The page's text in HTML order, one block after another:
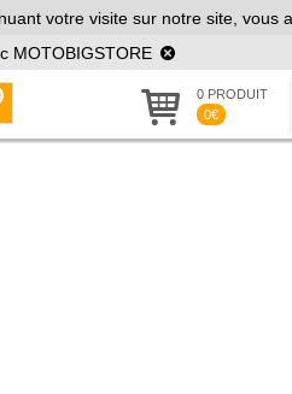
votre visite sur notre site, vous
MOTOBIGSTORE
0 PRODUIT
0€